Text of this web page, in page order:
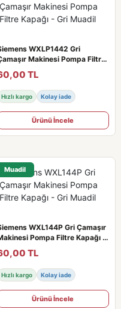
WXLP1442 Gri
Makinesi Pompa Filtre
TL
Hızlı kargo Kolay iade
Ürünü İncele
Muadil
WXL144P Gri Çamaşır
Pompa Filtre Kapağı -
TL
Hızlı kargo Kolay iade
Ürünü İncele